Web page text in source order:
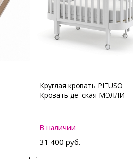
Круглая кровать PITUSO
Кровать детская МОЛЛИ
В наличии
31 400 руб.